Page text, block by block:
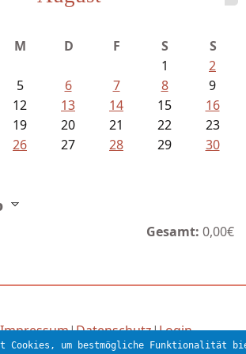
Drievorden und...
M D F S
S
1
2
5 6 7 8
9
12 13 14 15
16
19 20 21 22
23
26 27 28 29
30
Gesamt: 0,00€
Impressum|Datenschutz|Login
Cookies, um bestmögliche Funktionalität